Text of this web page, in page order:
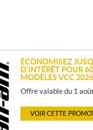
ÉCONOMISEZ
D’INTÉRÊT POUR
MODÈLES VCC 2026
Offre valable du 1
VOIR CETTE